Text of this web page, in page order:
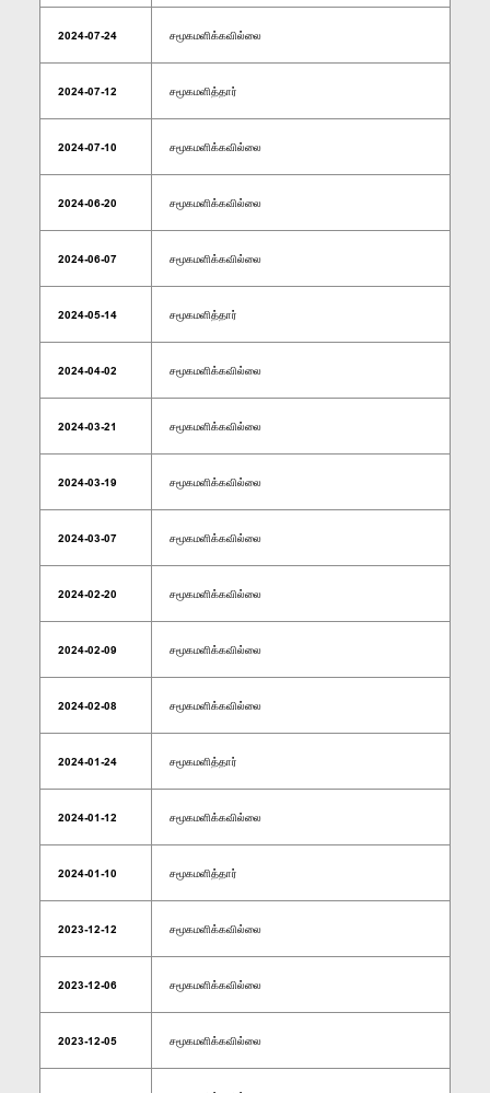
2024-07-24 சமூகமளிக்கவில்லை
2024-07-12 சமூகமளித்தார்
2024-07-10 சமூகமளிக்கவில்லை
2024-06-20 சமூகமளிக்கவில்லை
2024-06-07 சமூகமளிக்கவில்லை
2024-05-14 சமூகமளித்தார்
2024-04-02 சமூகமளிக்கவில்லை
2024-03-21 சமூகமளிக்கவில்லை
2024-03-19 சமூகமளிக்கவில்லை
2024-03-07 சமூகமளிக்கவில்லை
2024-02-20 சமூகமளிக்கவில்லை
2024-02-09 சமூகமளிக்கவில்லை
2024-02-08 சமூகமளிக்கவில்லை
2024-01-24 சமூகமளித்தார்
2024-01-12 சமூகமளிக்கவில்லை
2024-01-10 சமூகமளித்தார்
2023-12-12 சமூகமளிக்கவில்லை
2023-12-06 சமூகமளிக்கவில்லை
2023-12-05 சமூகமளிக்கவில்லை